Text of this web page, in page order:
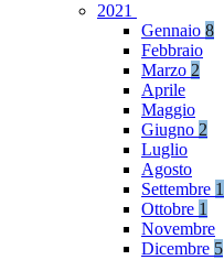
2021
Gennaio 8
Febbraio
Marzo 2
Aprile
Maggio
Giugno 2
Luglio
Agosto
Settembre 1
Ottobre 1
Novembre
Dicembre 5